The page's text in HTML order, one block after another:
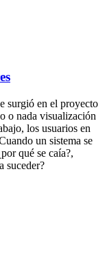
surgió en el proyecto
o nada visualización
los usuarios en
un sistema se
qué se caía?,
suceder?